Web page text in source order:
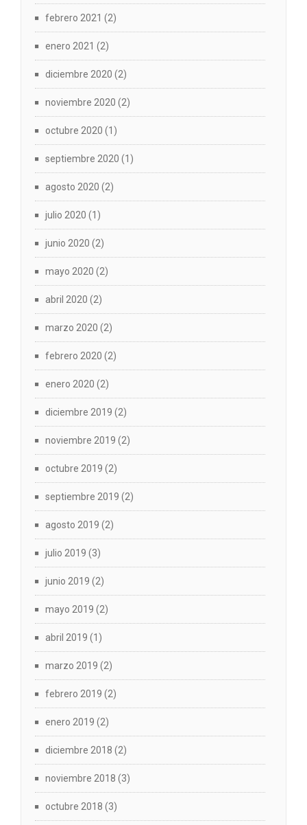
febrero 2021 (2)
enero 2021 (2)
diciembre 2020 (2)
noviembre 2020 (2)
octubre 2020 (1)
septiembre 2020 (1)
agosto 2020 (2)
julio 2020 (1)
junio 2020 (2)
mayo 2020 (2)
abril 2020 (2)
marzo 2020 (2)
febrero 2020 (2)
enero 2020 (2)
diciembre 2019 (2)
noviembre 2019 (2)
octubre 2019 (2)
septiembre 2019 (2)
agosto 2019 (2)
julio 2019 (3)
junio 2019 (2)
mayo 2019 (2)
abril 2019 (1)
marzo 2019 (2)
febrero 2019 (2)
enero 2019 (2)
diciembre 2018 (2)
noviembre 2018 (3)
octubre 2018 (3)